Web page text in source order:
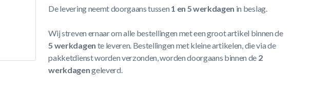
De levering neemt doorgaans tussen 1 en 5 werkdagen in beslag.
Wij streven ernaar om alle bestellingen met een groot artikel binnen de
5 werkdagen te leveren. Bestellingen met kleine artikelen, die via de
pakketdienst worden verzonden, worden doorgaans binnen de 2
werkdagengeleverd.